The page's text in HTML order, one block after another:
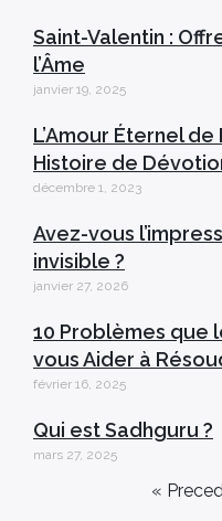
Saint-Valentin :
l’Âme
janvier 19, 2025
L’Amour Éternel
Histoire de
décembre 1, 2023
Avez-vous
invisible ?
janvier 27, 2026
10 Problèmes que
vous Aider à
février 16, 2025
Qui est Sadhguru ?
mars 27, 2025
«